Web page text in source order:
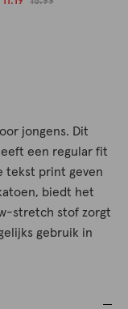
jongens. Dit
een regular fit
tekst print geven
biedt het
stretch stof zorgt
gebruik in